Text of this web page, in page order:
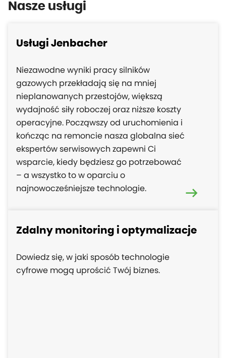
Nasze usługi
Usługi Jenbacher
Niezawodne wyniki pracy silników
gazowych przekładają się na mniej
nieplanowanych przestojów, większą
wydajność siły roboczej oraz niższe koszty
operacyjne. Począwszy od uruchomienia i
kończąc na remoncie nasza globalna sieć
ekspertów serwisowych zapewni Ci
wsparcie, kiedy będziesz go potrzebować
– a wszystko to w oparciu o
najnowocześniejsze technologie.
Zdalny monitoring i optymalizacje
Dowiedz się, w jaki sposób technologie
cyfrowe mogą uprościć Twój biznes.